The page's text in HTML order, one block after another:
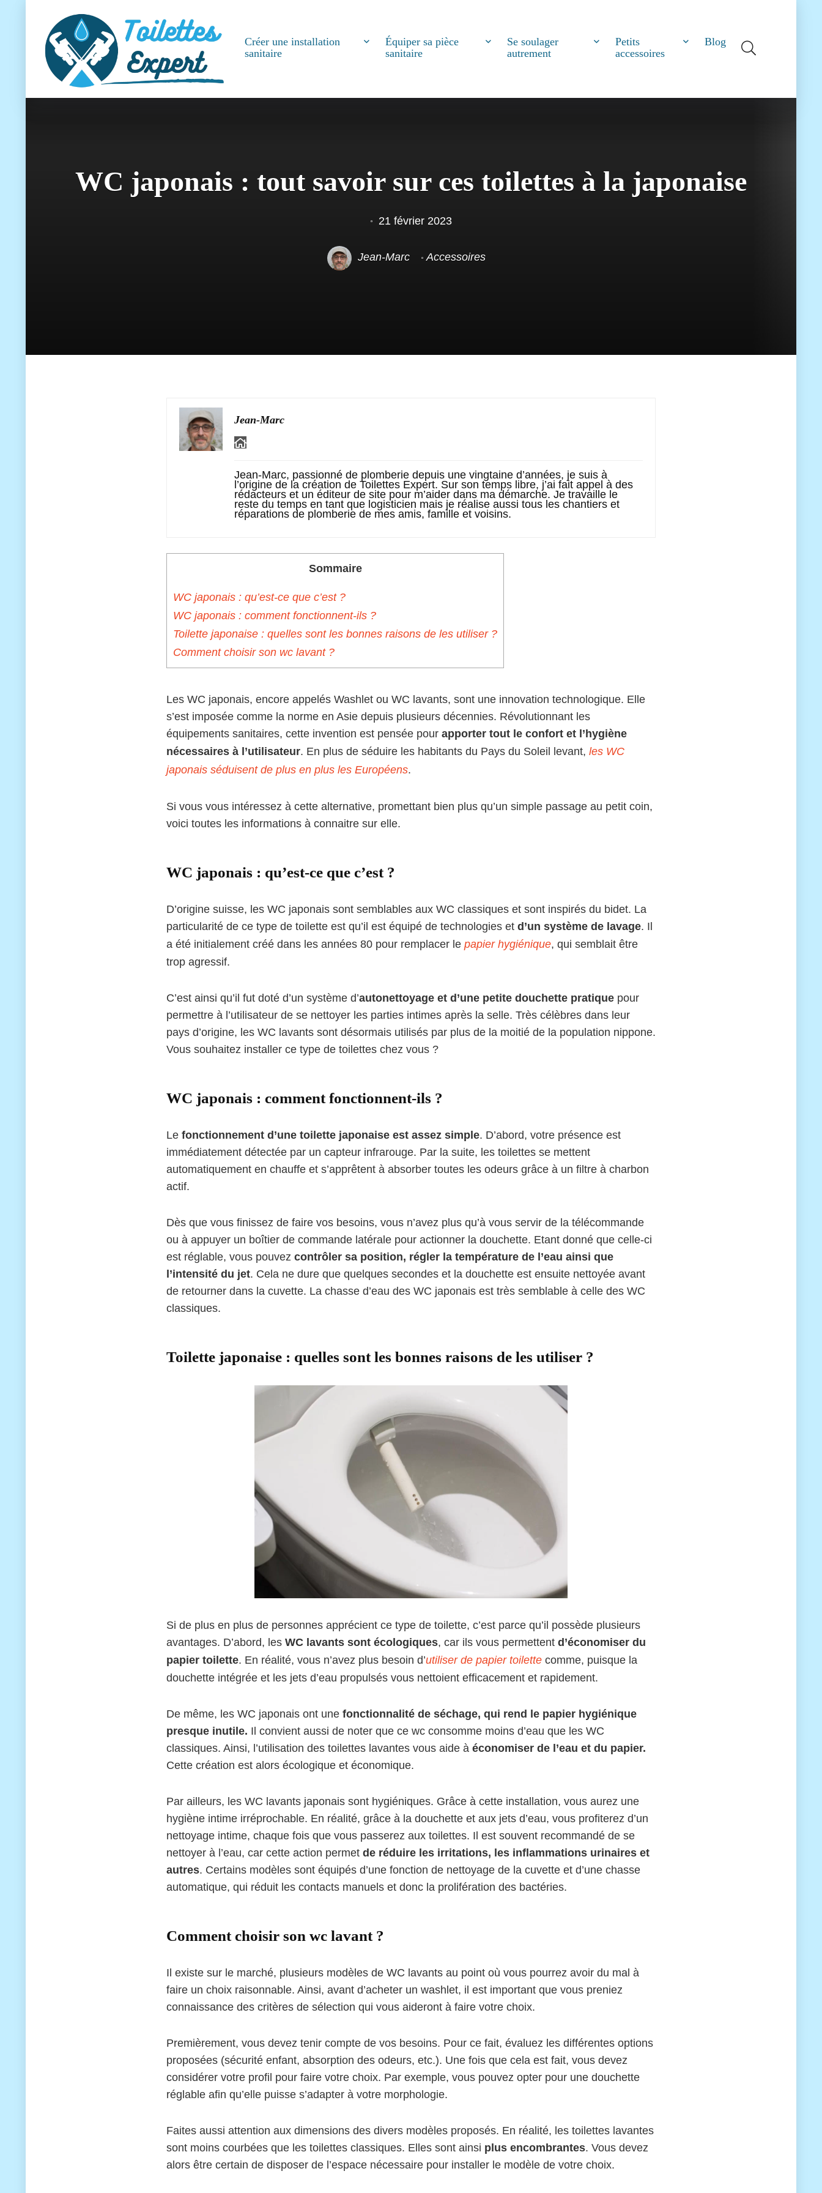
Créer une installation
sanitaire
Équiper sa pièce
sanitaire
Se soulager
autrement
Petits
accessoires
Blog
WC japonais : tout savoir sur ces toilettes à la japonaise
21 février 2023
Jean-Marc Accessoires
Jean-Marc
Jean-Marc, passionné de plomberie depuis une vingtaine d’années, je suis à
l’origine de la création de Toilettes Expert. Sur son temps libre, j’ai fait appel à des
rédacteurs et un éditeur de site pour m’aider dans ma démarche. Je travaille le
reste du temps en tant que logisticien mais je réalise aussi tous les chantiers et
réparations de plomberie de mes amis, famille et voisins.
Sommaire
WC japonais : qu’est-ce que c’est ?
WC japonais : comment fonctionnent-ils ?
Toilette japonaise : quelles sont les bonnes raisons de les utiliser ?
Comment choisir son wc lavant ?
Les WC japonais, encore appelés Washlet ou WC lavants, sont une innovation technologique. Elle
s’est imposée comme la norme en Asie depuis plusieurs décennies. Révolutionnant les
équipements sanitaires, cette invention est pensée pour apporter tout le confort et l’hygiène
nécessaires à l’utilisateur. En plus de séduire les habitants du Pays du Soleil levant, les WC
japonais séduisent de plus en plus les Européens.
Si vous vous intéressez à cette alternative, promettant bien plus qu’un simple passage au petit coin,
voici toutes les informations à connaitre sur elle.
WC japonais : qu’est-ce que c’est ?
D’origine suisse, les WC japonais sont semblables aux WC classiques et sont inspirés du bidet. La
particularité de ce type de toilette est qu’il est équipé de technologies et d’un système de lavage. Il
a été initialement créé dans les années 80 pour remplacer le papier hygiénique, qui semblait être
trop agressif.
C’est ainsi qu’il fut doté d’un système d’autonettoyage et d’une petite douchette pratique pour
permettre à l’utilisateur de se nettoyer les parties intimes après la selle. Très célèbres dans leur
pays d’origine, les WC lavants sont désormais utilisés par plus de la moitié de la population nippone.
Vous souhaitez installer ce type de toilettes chez vous ?
WC japonais : comment fonctionnent-ils ?
Le fonctionnement d’une toilette japonaise est assez simple. D’abord, votre présence est
immédiatement détectée par un capteur infrarouge. Par la suite, les toilettes se mettent
automatiquement en chauffe et s’apprêtent à absorber toutes les odeurs grâce à un filtre à charbon
actif.
Dès que vous finissez de faire vos besoins, vous n’avez plus qu’à vous servir de la télécommande
ou à appuyer un boîtier de commande latérale pour actionner la douchette. Etant donné que celle-ci
est réglable, vous pouvez contrôler sa position, régler la température de l’eau ainsi que
l’intensité du jet. Cela ne dure que quelques secondes et la douchette est ensuite nettoyée avant
de retourner dans la cuvette. La chasse d’eau des WC japonais est très semblable à celle des WC
classiques.
Toilette japonaise : quelles sont les bonnes raisons de les utiliser ?
Si de plus en plus de personnes apprécient ce type de toilette, c’est parce qu’il possède plusieurs
avantages. D’abord, les WC lavants sont écologiques, car ils vous permettent d’économiser du
papier toilette. En réalité, vous n’avez plus besoin d’utiliser de papier toilette comme, puisque la
douchette intégrée et les jets d’eau propulsés vous nettoient efficacement et rapidement.
De même, les WC japonais ont une fonctionnalité de séchage, qui rend le papier hygiénique
presque inutile. Il convient aussi de noter que ce wc consomme moins d’eau que les WC
classiques. Ainsi, l’utilisation des toilettes lavantes vous aide à économiser de l’eau et du papier.
Cette création est alors écologique et économique.
Par ailleurs, les WC lavants japonais sont hygiéniques. Grâce à cette installation, vous aurez une
hygiène intime irréprochable. En réalité, grâce à la douchette et aux jets d’eau, vous profiterez d’un
nettoyage intime, chaque fois que vous passerez aux toilettes. Il est souvent recommandé de se
nettoyer à l’eau, car cette action permet de réduire les irritations, les inflammations urinaires et
autres. Certains modèles sont équipés d’une fonction de nettoyage de la cuvette et d’une chasse
automatique, qui réduit les contacts manuels et donc la prolifération des bactéries.
Comment choisir son wc lavant ?
Il existe sur le marché, plusieurs modèles de WC lavants au point où vous pourrez avoir du mal à
faire un choix raisonnable. Ainsi, avant d’acheter un washlet, il est important que vous preniez
connaissance des critères de sélection qui vous aideront à faire votre choix.
Premièrement, vous devez tenir compte de vos besoins. Pour ce fait, évaluez les différentes options
proposées (sécurité enfant, absorption des odeurs, etc.). Une fois que cela est fait, vous devez
considérer votre profil pour faire votre choix. Par exemple, vous pouvez opter pour une douchette
réglable afin qu’elle puisse s’adapter à votre morphologie.
Faites aussi attention aux dimensions des divers modèles proposés. En réalité, les toilettes lavantes
sont moins courbées que les toilettes classiques. Elles sont ainsi plus encombrantes. Vous devez
alors être certain de disposer de l’espace nécessaire pour installer le modèle de votre choix.